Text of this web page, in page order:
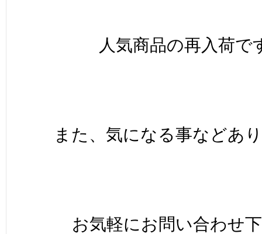
人気商品の再入荷で
また、気になる事などあ
お気軽にお問い合わせ